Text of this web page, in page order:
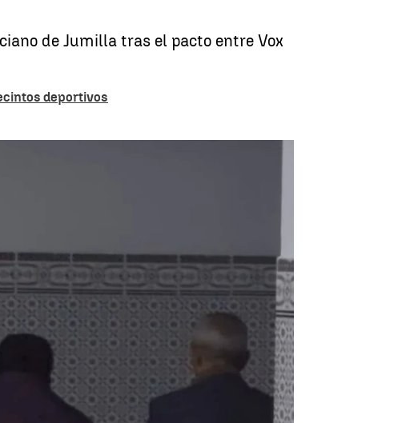
de Jumilla tras el pacto entre Vox
deportivos
tras el requerimiento del Gobierno |